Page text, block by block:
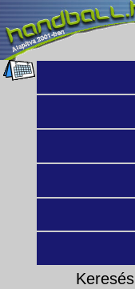
Keresés